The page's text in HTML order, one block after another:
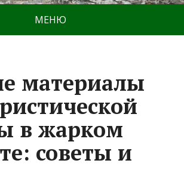
МЕНЮ
материалы
в жарком
советы и